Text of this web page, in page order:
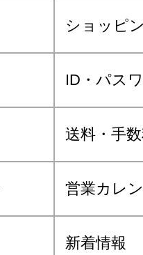
ショッピ
ID・パス
送料・手
営業カレ
新着情報